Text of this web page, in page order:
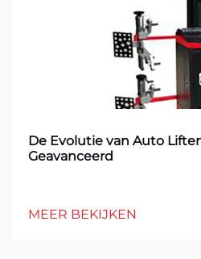
De Evolutie van Auto
Geavanceerd
MEER BEKIJKEN